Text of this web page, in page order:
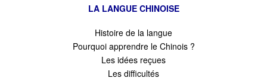
LA LANGUE CHINOISE
Histoire de la langue
Pourquoi apprendre le Chinois ?
Les idées reçues
Les difficultés